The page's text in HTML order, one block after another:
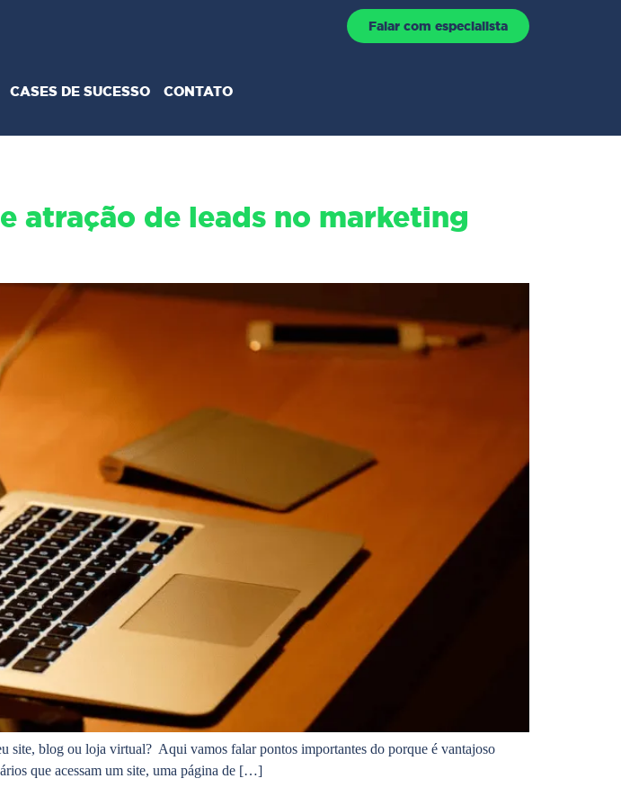
Falar com especialista
CASES DE SUCESSO CONTATO
atração de leads no marketing
site, blog ou loja virtual? Aqui vamos falar pontos importantes do porque é vantajoso
que acessam um site, uma página de […]